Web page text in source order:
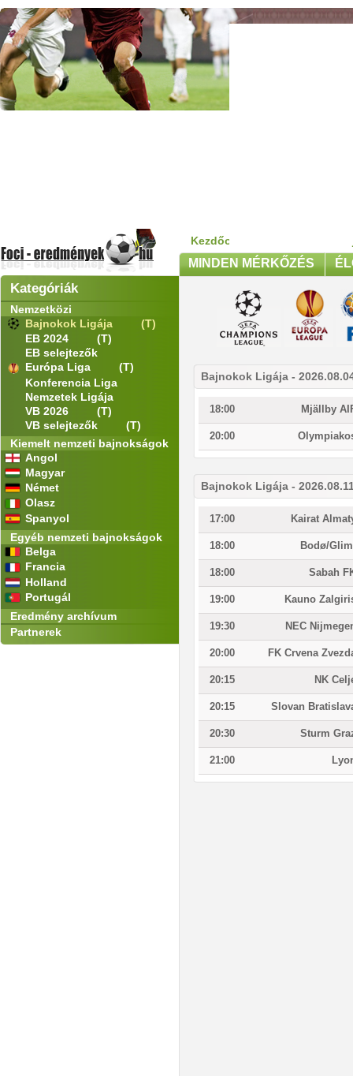
Kategóriák
Nemzetközi
Bajnokok Ligája
(T)
EB 2024
(T)
EB selejtezők
Európa Liga
(T)
Konferencia Liga
Nemzetek Ligája
VB 2026
(T)
VB selejtezők
(T)
Kiemelt nemzeti bajnokságok
Angol
Magyar
Német
Olasz
Spanyol
Egyéb nemzeti bajnokságok
Belga
Francia
Holland
Portugál
Eredmény archívum
Partnerek
Kezdőoldal
MINDEN MÉRKŐZÉS
Bajnokok Ligája -
18:00 Mjällby
20:00
Bajnokok Ligája -
17:00 Kairat
18:00 Bodø/
18:00 Sabah
19:00 Kauno
19:30 NEC
20:00 FK Crvena
20:15 NK
20:15 Slovan
20:30 Sturm
21:00